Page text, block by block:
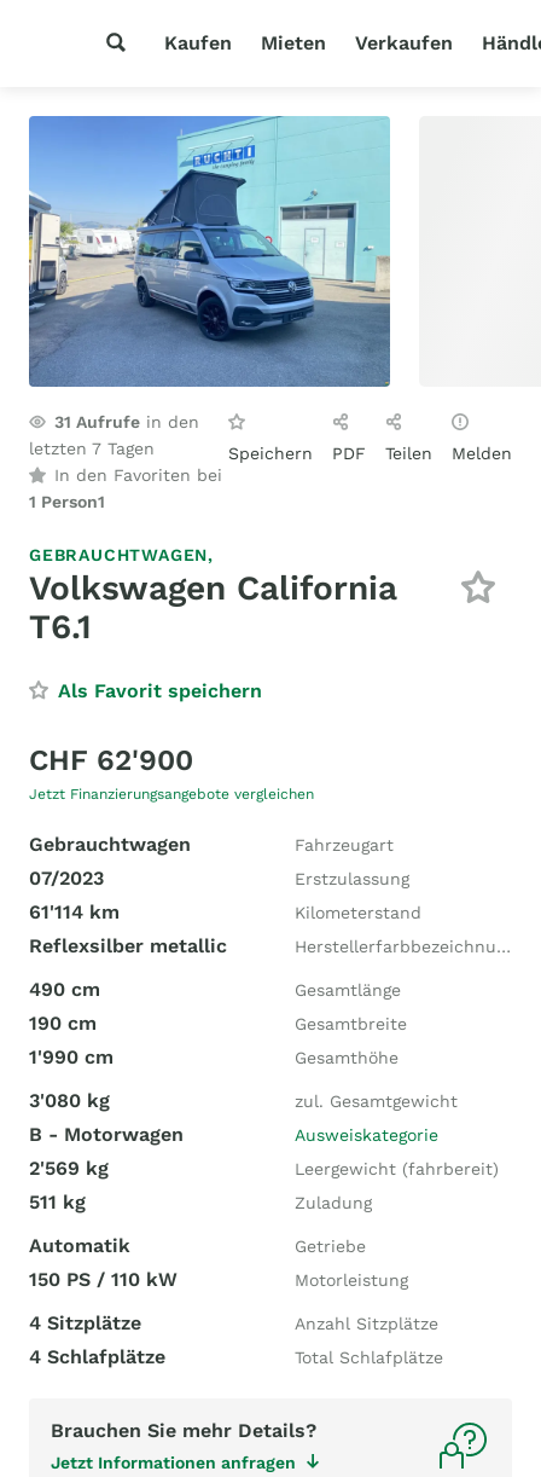
Kaufen Mieten Verkaufen
31 Aufrufe in den
letzten 7 Tagen
In den Favoriten bei
1 Person1
Speichern PDF Teilen Melden
GEBRAUCHTWAGEN,
Volkswagen California
T6.1
Als Favorit speichern
CHF 62'900
Jetzt Finanzierungsangebote vergleichen
Gebrauchtwagen Fahrzeugart
07/2023 Erstzulassung
61'114 km Kilometerstand
Reflexsilber metallic Herstellerfarbbezeichnung
490 cm Gesamtlänge
190 cm Gesamtbreite
1'990 cm Gesamthöhe
3'080 kg zul. Gesamtgewicht
B - Motorwagen Ausweiskategorie
2'569 kg Leergewicht (fahrbereit)
511 kg Zuladung
Automatik Getriebe
150 PS / 110 kW Motorleistung
4 Sitzplätze Anzahl Sitzplätze
4 Schlafplätze Total Schlafplätze
Brauchen Sie mehr Details?
Jetzt Informationen anfragen